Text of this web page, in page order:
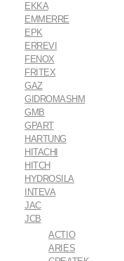
EKKA
EMMERRE
EPK
ERREVI
FENOX
FRITEX
GAZ
GIDROMASHM
GMB
GPART
HARTUNG
HITACHI
HITCH
HYDROSILA
INTEVA
JAC
JCB
ACTIO
ARIES